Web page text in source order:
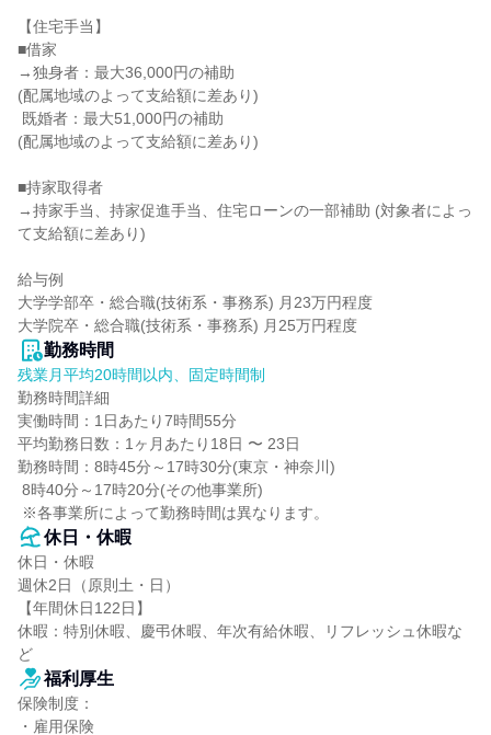
【住宅手当】
■借家
→独身者：最大36,000円の補助
(配属地域のよって支給額に差あり)
(配属地域のよって支給額に差あり)
■持家取得者
→持家手当、持家促進手当、住宅ローンの一部補助 (対象者によっ
て支給額に差あり)
給与例
大学学部卒・総合職(技術系・事務系) 月23万円程度
大学院卒・総合職(技術系・事務系) 月25万円程度
勤務時間
残業月平均20時間以内、固定時間制
勤務時間詳細
実働時間：1日あたり7時間55分
平均勤務日数：1ヶ月あたり18日 〜 23日
勤務時間：8時45分～17時30分(東京・神奈川)
※各事業所によって勤務時間は異なります。
休日・休暇
休日・休暇
週休2日（原則土・日）
【年間休日122日】
休暇：特別休暇、慶弔休暇、年次有給休暇、リフレッシュ休暇な
ど
福利厚生
保険制度：
・雇用保険